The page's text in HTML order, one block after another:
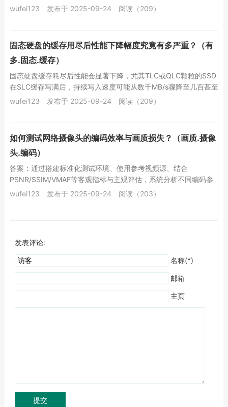
业发展。这项庞大投资预计将惠及全美...
wufei123 发布于 2025-09-24 阅读（209）
固态硬盘的缓存用尽后性能下降幅度究竟有多严重？（有
多.固态.缓存）
固态硬盘缓存耗尽后性能会显著下降，尤其TLC或QLC颗粒的SSD
在SLC缓存写满后，持续写入速度可能从数千MB/s骤降至几百甚至
几十MB/s，低于机械硬盘水平，...
wufei123 发布于 2025-09-24 阅读（209）
如何测试网络摄像头的编码效率与画质损失？（画质.摄像
头.编码）
答案：通过搭建标准化测试环境、使用参考视频源、结合
PSNR/SSIM/VMAF等客观指标与主观评估，系统分析不同编码参
数下网络摄像头的码率、画质损失及资源消耗，...
wufei123 发布于 2025-09-24 阅读（203）
发表评论:
名称(*)
邮箱
主页